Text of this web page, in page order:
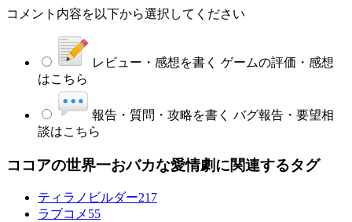
コメント内容を以下から選択してください
レビュー・感想を書く ゲームの評価・感想
はこちら
報告・質問・攻略を書く バグ報告・要望相
談はこちら
ココアの世界一おバカな愛情劇に関連するタグ
ティラノビルダー217
ラブコメ 55